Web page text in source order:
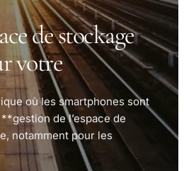
de stockage
votre
où les smartphones sont
de l’espace de
notamment pour les